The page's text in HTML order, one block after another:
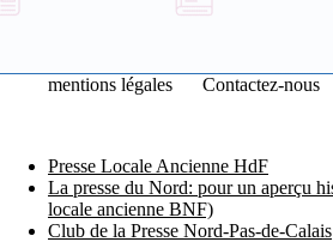
mentions légales Contactez-nous
Presse Locale Ancienne HdF
La presse du Nord: pour un aperçu
locale ancienne BNF)
Club de la Presse Nord-Pas-de-Calais